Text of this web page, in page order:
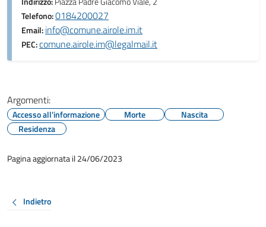
Telefono:0184200027
Email:info@comune.airole.im.it
PEC:comune.airole.im@legalmail.it
Argomenti:
Accesso all'informazione Morte
Nascita
Residenza
Pagina aggiornata il 24/06/2023
Indietro